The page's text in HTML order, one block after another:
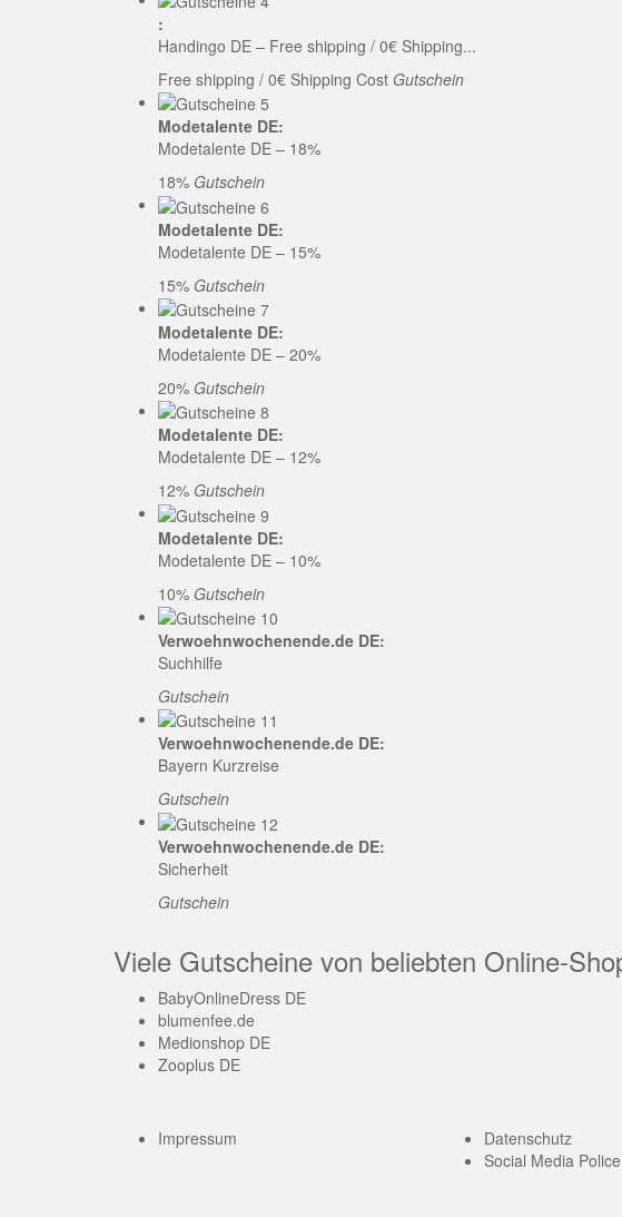
:
Handingo DE – Free shipping / 0€ Shipping...
Free shipping / 0€ Shipping Cost Gutschein
Modetalente DE:
Modetalente DE – 18%
18% Gutschein
Modetalente DE:
Modetalente DE – 15%
15% Gutschein
Modetalente DE:
Modetalente DE – 20%
20% Gutschein
Modetalente DE:
Modetalente DE – 12%
12% Gutschein
Modetalente DE:
Modetalente DE – 10%
10% Gutschein
Verwoehnwochenende.de DE:
Suchhilfe
Gutschein
Verwoehnwochenende.de DE:
Bayern Kurzreise
Gutschein
Verwoehnwochenende.de DE:
Sicherheit
Gutschein
Viele Gutscheine von beliebten Online-
BabyOnlineDress DE
blumenfee.de
Medionshop DE
Zooplus DE
Impressum
Datenschutz
Social Media Police